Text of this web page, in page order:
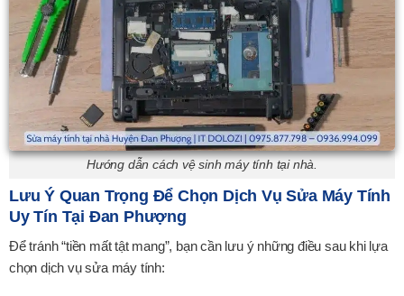
Hướng dẫn cách vệ sinh máy tính tại nhà.
Lưu Ý Quan Trọng Để Chọn Dịch Vụ Sửa Máy Tính
Uy Tín Tại Đan Phượng
Để tránh “tiền mất tật mang”, bạn cần lưu ý những điều sau khi lựa
chọn dịch vụ sửa máy tính: